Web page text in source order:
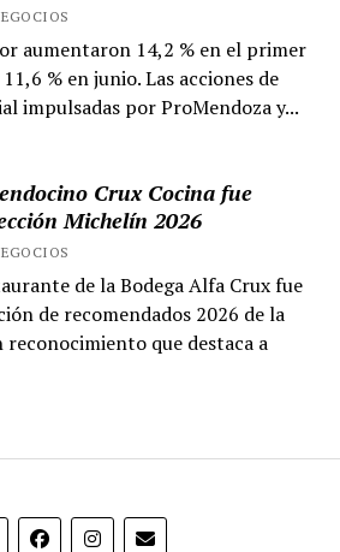
aumentaron 14,2 % en el primer
% en junio. Las acciones de
impulsadas por ProMendoza y...
Crux Cocina fue
Michelín 2026
de la Bodega Alfa Crux fue
de recomendados 2026 de la
reconocimiento que destaca a